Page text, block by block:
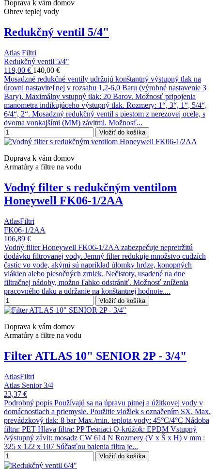
Doprava k vám domov
Ohrev teplej vody
Redukčný ventil 5/4"
Atlas Filtri
Redukčný ventil 5/4"
119,00 € 140,00 €
Mosadzné redukčné ventily udržujú konštantný výstupný tlak na
úrovni nastaviteľnej v rozsahu 1,2-6,0 Baru (výrobné nastavenie 3
Bary). Maximálny vstupný tlak: 20 Barov. Možnosť pripojenia
manometra indikujúceho výstupný tlak. Rozmery: 1“, 3“, 1“, 5/4“,
6/4“, 2“. Mosadzný redukčný ventil s piestom z nerezovej ocele, s
dvoma vonkajšími (MM) závitmi. Možnosť...
Vložiť do košíka
Doprava k vám domov
Armatúry a filtre na vodu
Vodný filter s redukčným ventilom
Honeywell FK06-1/2AA
AtlasFiltri
FK06-1/2AA
106,89 €
Vodný filter Honeywell FK06-1/2AA zabezpečuje nepretržitú
dodávku filtrovanej vody. Jemný filter redukuje množstvo cudzích
častíc vo vode, akými sú napríklad úlomky hrdze, konopných
vlákien alebo piesočných zrniek. Nečistoty, usadené na dne
filtračnej nádoby, možno ľahko odstrániť. Možnosť zníženia
pracovného tlaku a udržanie na konštantnej hodnote....
Vložiť do košíka
Doprava k vám domov
Armatúry a filtre na vodu
Filter ATLAS 10" SENIOR 2P - 3/4"
AtlasFiltri
Atlas Senior 3/4
23,37 €
Podrobný popis Používajú sa na úpravu pitnej a úžitkovej vody v
domácnostiach a priemysle. Použitie vložiek s označením SX. Max.
prevádzkový tlak: 8 bar Max./min. teplota vody: 45°C/4°C Nádoba
filtra: PET Hlava filtra: PP Tesniaci O-krúžok: EPDM Vstupný
/výstupný závit: mosadz CW 614 N Rozmery (V x Š x H) v mm :
325 x 122 x 107 Súčasťou balenia filtra je...
Vložiť do košíka